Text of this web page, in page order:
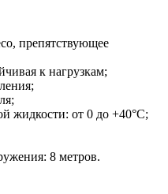
препятствующее
к нагрузкам;
жидкости: от 0 до +40°C;
8 метров.